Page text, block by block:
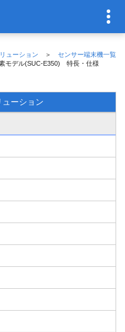
ューション ＞ センサー端末機一覧
モデル(SUC-E350) 特長・仕様
ーション